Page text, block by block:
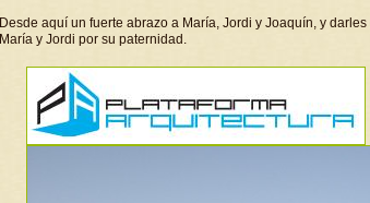
Desde aquí un fuerte abrazo a María, Jordi y Joaquín, y
María y Jordi por su paternidad.